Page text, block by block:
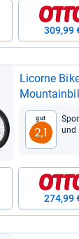
309,99
Licorne
Gut
2,1
und
274,99